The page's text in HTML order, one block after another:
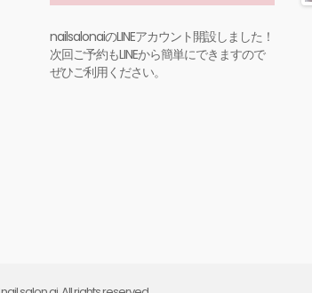
nailsalonaiのLINEアカウント開設しました！
次回ご予約もLINEから簡単にできますので
ぜひご利用ください。